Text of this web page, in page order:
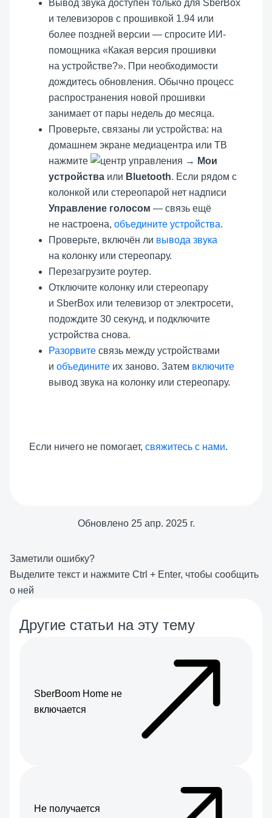
Вывод звука доступен только для SberBox
и телевизоров с прошивкой 1.94 или
более поздней версии — спросите ИИ-
помощника «Какая версия прошивки
на устройстве?». При необходимости
дождитесь обновления. Обычно процесс
распространения новой прошивки
занимает от пары недель до месяца.
Проверьте, связаны ли устройства: на
домашнем экране медиацентра или ТВ
нажмите
→ Мои
устройства или Bluetooth. Если рядом с
колонкой или стереопарой нет надписи
Управление голосом — связь ещё
не настроена, объедините устройства.
Проверьте, включён ли вывода звука
на колонку или стереопару.
Перезагрузите роутер.
Отключите колонку или стереопару
и SberBox или телевизор от электросети,
подождите 30 секунд, и подключите
устройства снова.
Разорвите связь между устройствами
и объедините их заново. Затем включите
вывод звука на колонку или стереопару.
Если ничего не помогает, свяжитесь с нами.
Обновлено 25 апр. 2025 г.
Заметили ошибку?
Выделите текст и нажмите Ctrl + Enter, чтобы сообщить
о ней
Другие статьи на эту тему
SberBoom Home не
включается
Не получается